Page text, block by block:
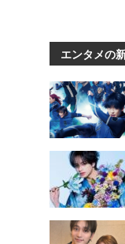
エンタメの